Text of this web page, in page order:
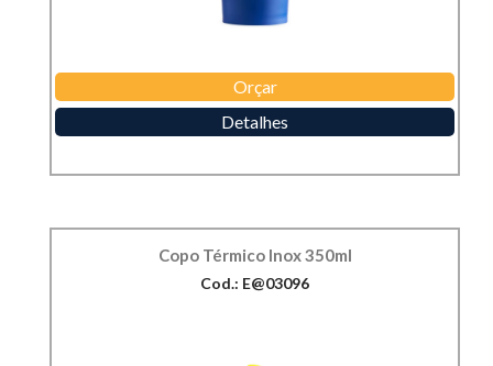
Orçar
Detalhes
Copo Térmico Inox 350ml
Cod.: E@03096